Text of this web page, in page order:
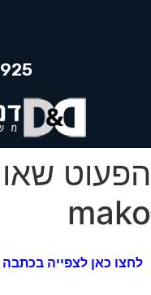
הפעוט
mako‏
לחצו כאן לצפייה